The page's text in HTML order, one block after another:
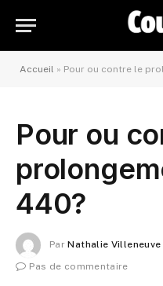
Accueil » Pour ou contre le
Pour ou
440?
Par Nathalie Villeneuve
Pas de commentaire